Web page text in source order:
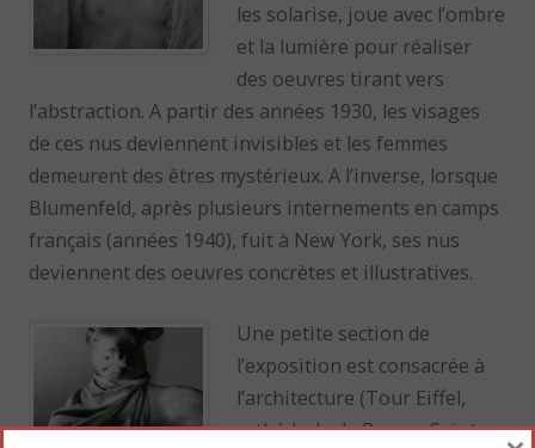
les solarise, joue avec l’ombre
et la lumière pour réaliser
des oeuvres tirant vers
l’abstraction. A partir des années 1930, les visages
de ces nus deviennent invisibles et les femmes
demeurent des êtres mystérieux. A l’inverse, lorsque
Blumenfeld, après plusieurs internements en camps
français (années 1940), fuit à New York, ses nus
deviennent des oeuvres concrètes et illustratives.
Une petite section de
l’exposition est consacrée à
l’architecture (Tour Eiffel,
cathédrale de Rouen, Sainte-